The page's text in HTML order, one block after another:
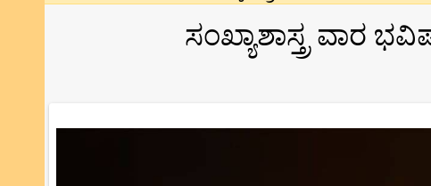
ಸಂಖ್ಯಾಶಾಸ್ತ್ರ ವಾರ